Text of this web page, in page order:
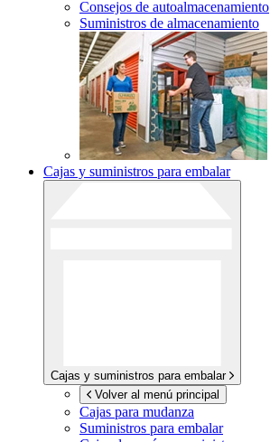
Consejos de autoalmacenamiento
Suministros de almacenamiento
Cajas y suministros para embalar
Cajas y suministros para embalar
Volver al menú principal
Cajas para mudanza
Suministros para embalar